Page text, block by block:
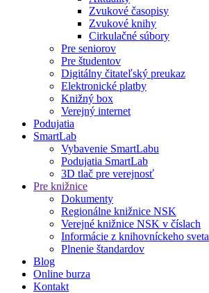
Zvukové časopisy
Zvukové knihy
Cirkulačné súbory
Pre seniorov
Pre študentov
Digitálny čitateľský preukaz
Elektronické platby
Knižný box
Verejný internet
Podujatia
SmartLab
Vybavenie SmartLabu
Podujatia SmartLab
3D tlač pre verejnosť
Pre knižnice
Dokumenty
Regionálne knižnice NSK
Verejné knižnice NSK v číslach
Informácie z knihovníckeho sveta
Plnenie štandardov
Blog
Online burza
Kontakt